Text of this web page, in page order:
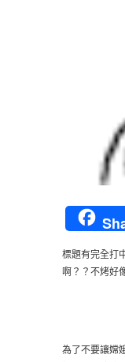
標題有完全打
啊？？不烤好
為了不要讓嫦